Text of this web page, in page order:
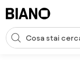
Input della ricerca